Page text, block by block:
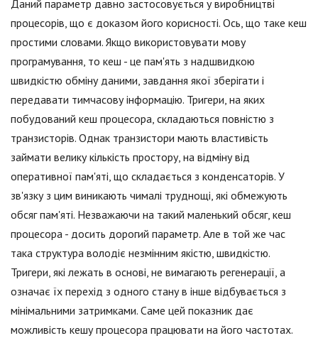
Даний параметр давно застосовується у виробництві
процесорів, що є доказом його корисності. Ось, що таке кеш
простими словами. Якщо використовувати мову
програмування, то кеш - це пам'ять з надшвидкою
швидкістю обміну даними, завдання якої зберігати і
передавати тимчасову інформацію. Тригери, на яких
побудований кеш процесора, складаються повністю з
транзисторів. Однак транзистори мають властивість
займати велику кількість простору, на відміну від
оперативної пам'яті, що складається з конденсаторів. У
зв'язку з цим виникають чималі труднощі, які обмежують
обсяг пам'яті. Незважаючи на такий маленький обсяг, кеш
процесора - досить дорогий параметр. Але в той же час
така структура володіє незмінним якістю, швидкістю.
Тригери, які лежать в основі, не вимагають регенерації, а
означає їх перехід з одного стану в інше відбувається з
мінімальними затримками. Саме цей показник дає
можливість кешу процесора працювати на його частотах.